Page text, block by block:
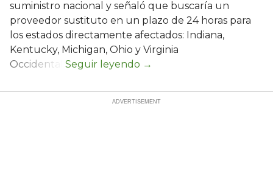
suministro nacional y señaló que buscaría un
proveedor sustituto en un plazo de 24 horas para
los estados directamente afectados: Indiana,
Kentucky, Michigan, Ohio y Virginia
Occidental.